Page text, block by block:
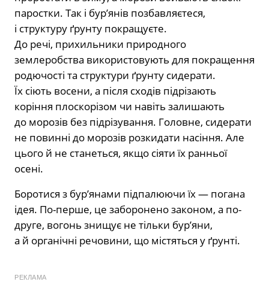
паростки. Так і бур’янів позбавляєтеся,
і структуру ґрунту покращуєте.
До речі, прихильники природного
землеробства використовують для покращення
родючості та структури ґрунту сидерати.
Їх сіють восени, а після сходів підрізають
коріння плоскорізом чи навіть залишають
до морозів без підрізування. Головне, сидерати
не повинні до морозів розкидати насіння. Але
цього й не станеться, якщо сіяти їх ранньої
осені.
Боротися з бур’янами підпалюючи їх — погана
ідея. По-перше, це заборонено законом, а по-
друге, вогонь знищує не тільки бур’яни,
а й органічні речовини, що містяться у ґрунті.
РЕКЛАМА